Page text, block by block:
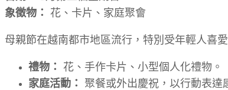
象徵物：
花、卡片、家庭聚會
母親節在越南都市地區流行，特別受年輕人喜愛
禮物：
花、手作卡片、小型個人化禮物。
家庭活動：
聚餐或外出慶祝，以行動表達